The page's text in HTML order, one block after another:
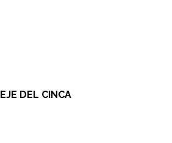
EJE DEL CINCA